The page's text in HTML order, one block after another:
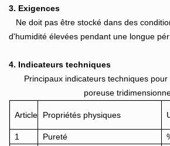
3. Exigences
Ne doit pas être stocké dans des
d'humidité élevées pendant une longue
4. Indicateurs techniques
Principaux indicateurs techniques
poreuse
Article Propriétés physiques
1
Pureté